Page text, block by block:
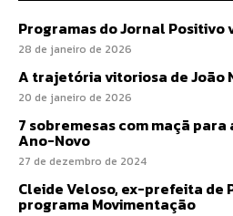
Programas do Jornal
28 de janeiro de 2026
A trajetória vitoriosa de João
20 de janeiro de 2026
7 sobremesas com maçã
Ano-Novo
27 de dezembro de 2024
Cleide Veloso, ex-prefeita de
programa Movimentação